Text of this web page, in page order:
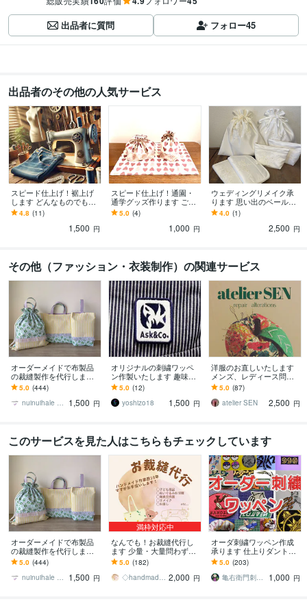
出品者に質問 フォロー45
出品者のその他の人気サービス
スピード仕上げ！裾上げ
します どんなものでも裾
上げ、丈つめします！
4.8 (11)
1,500 円
スピード仕上げ！通園・
通学グッズ作ります ご入
園、ご入学準備のお手伝
い致します！
5.0 (4)
1,000 円
ウェディングリメイク承
ります 思い出のベールリ
メイクします♡
4.0 (1)
2,500 円
その他（ファッション・衣装制作）の関連サービス
オーダーメイドで布製品
の裁縫製作を代行します
裁縫苦手な方や、お忙し
い方のお手伝い♡入園入
学準備など
5.0 (444)
nuinuihale のあえぺ
1,500 円
オリジナルの刺繍ワッペ
ン作製いたします 趣味・
スポーツまで、あなたイ
メージを刺繍ワッペンに
します。
5.0 (12)
yoshizo18
1,500 円
洋服のお直しいたします
メンズ、レディース問わ
ず、お洋服全般のお直し
を承ります！
5.0 (87)
atelier SEN
2,500 円
このサービスを見た人はこちらもチェックしています
オーダーメイドで布製品
の裁縫製作を代行します
裁縫苦手な方や、お忙し
い方のお手伝い♡入園入
学準備など
5.0 (444)
nuinuihale のあえぺ
1,500 円
満枠対応中
なんでも！お裁縫代行し
ます 少量・大量問わず。
代わりにお作りします！
5.0 (182)
◇handmade作家ママ◇kata 2,000 円
オーダ刺繍ワッペン作成
承ります 仕上りダントツ
な亀右衛門刺しゅう工房
です。
5.0 (203)
亀右衛門刺しゅう工房
1,000 円